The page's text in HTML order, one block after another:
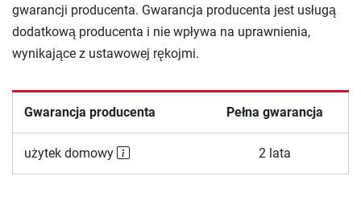
gwarancji producenta. Gwarancja producenta jest usługą
dodatkową producenta i nie wpływa na uprawnienia,
wynikające z ustawowej rękojmi.
Gwarancja producenta Pełna gwarancja
użytek domowy 2 lata